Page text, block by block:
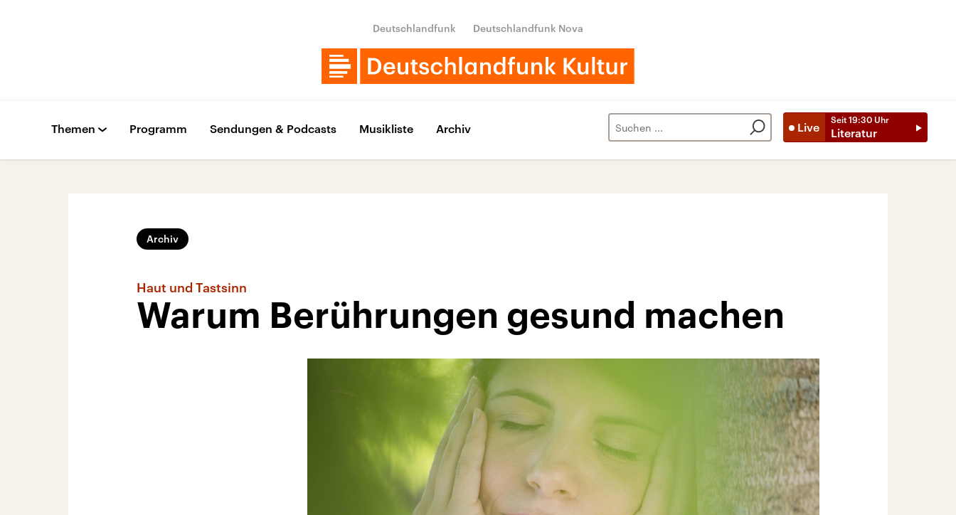
Deutschlandfunk Deutschlandfunk Nova
Live
Seit 19:30 Uhr
Literatur
Themen Programm Sendungen & Podcasts Musikliste Archiv
Archiv
Haut und Tastsinn
Warum Berührungen gesund machen